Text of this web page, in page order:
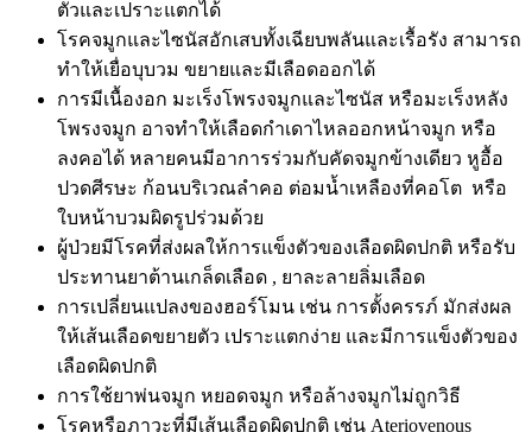
ตัวและเปราะแตกได้
โรคจมูกและไซนัสอักเสบทั้งเฉียบพลันและเรื้อรัง สามารถ
ทำให้เยื่อบุบวม ขยายและมีเลือดออกได้
การมีเนื้องอก มะเร็งโพรงจมูกและไซนัส หรือมะเร็งหลัง
โพรงจมูก อาจทำให้เลือดกำเดาไหลออกหน้าจมูก หรือ
ลงคอได้ หลายคนมีอาการร่วมกับคัดจมูกข้างเดียว หูอื้อ
ปวดศีรษะ ก้อนบริเวณลำคอ ต่อมน้ำเหลืองที่คอโต หรือ
ใบหน้าบวมผิดรูปร่วมด้วย
ผู้ป่วยมีโรคที่ส่งผลให้การแข็งตัวของเลือดผิดปกติ หรือรับ
ประทานยาต้านเกล็ดเลือด , ยาละลายลิ่มเลือด
การเปลี่ยนแปลงของฮอร์โมน เช่น การตั้งครรภ์ มักส่งผล
ให้เส้นเลือดขยายตัว เปราะแตกง่าย และมีการแข็งตัวของ
เลือดผิดปกติ
การใช้ยาพ่นจมูก หยอดจมูก หรือล้างจมูกไม่ถูกวิธี
โรคหรือภาวะที่มีเส้นเลือดผิดปกติ เช่น Ateriovenous